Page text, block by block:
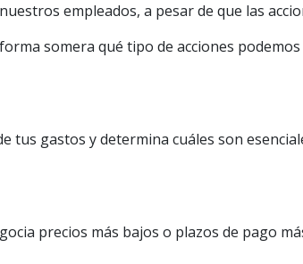
empleados, a pesar de que las
somera qué tipo de acciones
tus gastos y determina cuáles son
precios más bajos o plazos de pago